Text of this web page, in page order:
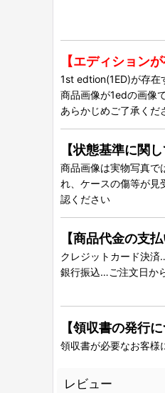
【エディション
1st edtion(1ED)が存在
商品画像が1edの画像
あらかじめご了承くだ
【状態基準に関し
商品画像は実物写真で
れ、ケースの傷等が見
認ください
【商品代金の支払
クレジットカード決済
銀行振込…ご注文日か
【領収書の発行に
領収書が必要なお客様
レビュー